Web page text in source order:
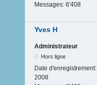
Messages: 6'408
Yves H
Administrateur
Hors ligne
Date d'enregistrement:
2008